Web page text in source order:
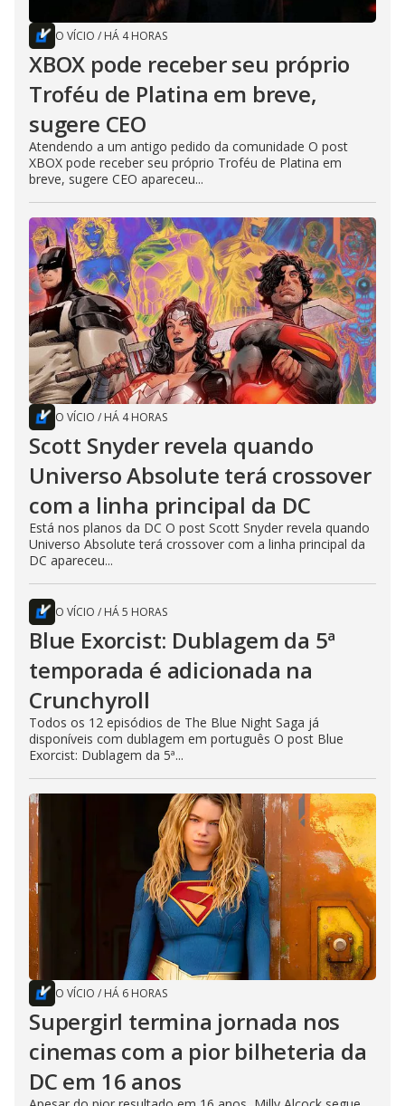
O VÍCIO / HÁ 4 HORAS
XBOX pode receber seu próprio
Troféu de Platina em breve,
sugere CEO
Atendendo a um antigo pedido da comunidade O post
XBOX pode receber seu próprio Troféu de Platina em
breve, sugere CEO apareceu...
O VÍCIO / HÁ 4 HORAS
Scott Snyder revela quando
Universo Absolute terá crossover
com a linha principal da DC
Está nos planos da DC O post Scott Snyder revela quando
Universo Absolute terá crossover com a linha principal da
DC apareceu...
O VÍCIO / HÁ 5 HORAS
Blue Exorcist: Dublagem da 5ª
temporada é adicionada na
Crunchyroll
Todos os 12 episódios de The Blue Night Saga já
disponíveis com dublagem em português O post Blue
Exorcist: Dublagem da 5ª...
O VÍCIO / HÁ 6 HORAS
Supergirl termina jornada nos
cinemas com a pior bilheteria da
DC em 16 anos